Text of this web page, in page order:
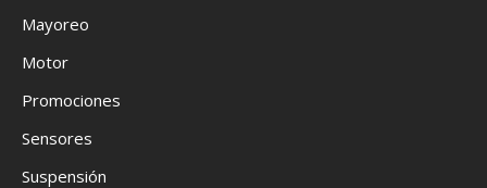
Mayoreo
Motor
Promociones
Sensores
Suspensión